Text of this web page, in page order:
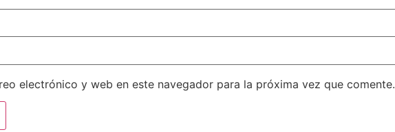
electrónico y web en este navegador para la próxima vez que comente.